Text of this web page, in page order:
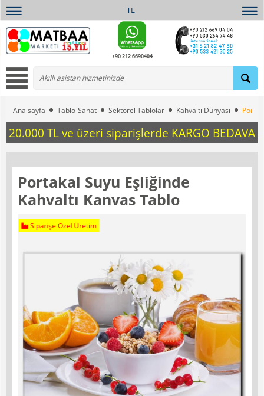
TL
+90 212 6690404
Ana sayfa Tablo-Sanat Sektörel Tablolar Kahvaltı Dünyası
20.000 TL ve üzeri siparişlerde KARGO BEDAVA
Portakal Suyu Eşliğinde
Kahvaltı Kanvas Tablo
Siparişe Özel Üretim